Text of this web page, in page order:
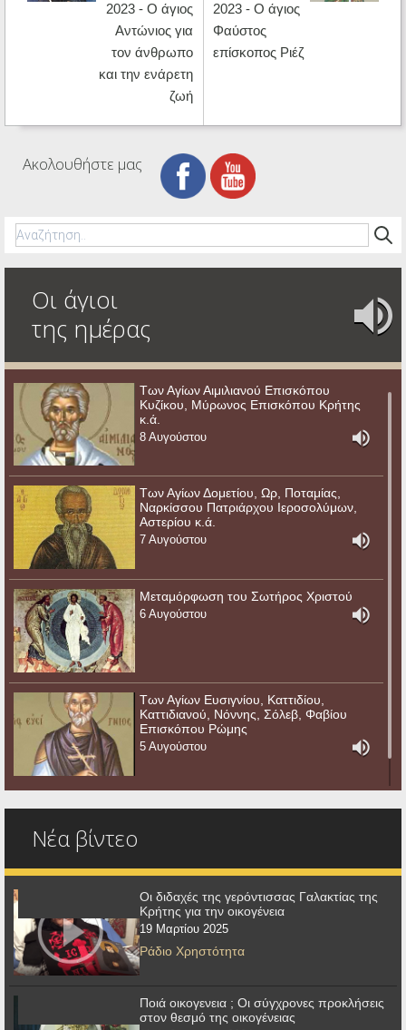
2023 - Ο άγιος
Αντώνιος για
τον άνθρωπο
και την ενάρετη
ζωή
2023 - Ο άγιος
Φαύστος
επίσκοπος Ριέζ
Ακολουθήστε μας
Οι άγιοι
της ημέρας
Των Αγίων Αιμιλιανού Επισκόπου
Κυζίκου, Μύρωνος Επισκόπου Κρήτης
κ.ά.
8 Αυγούστου
Των Αγίων Δομετίου, Ωρ, Ποταμίας,
Ναρκίσσου Πατριάρχου Ιεροσολύμων,
Αστερίου κ.ά.
7 Αυγούστου
Μεταμόρφωση του Σωτήρος Χριστού
6 Αυγούστου
Των Αγίων Ευσιγνίου, Καττιδίου,
Καττιδιανού, Νόννης, Σόλεβ, Φαβίου
Επισκόπου Ρώμης
5 Αυγούστου
Νέα βίντεο
Οι διδαχές της γερόντισσας Γαλακτίας της
Κρήτης για την οικογένεια
19 Μαρτίου 2025
Ράδιο Χρηστότητα
Ποιά οικογενεια ; Οι σύγχρονες προκλήσεις
στον θεσμό της οικογένειας